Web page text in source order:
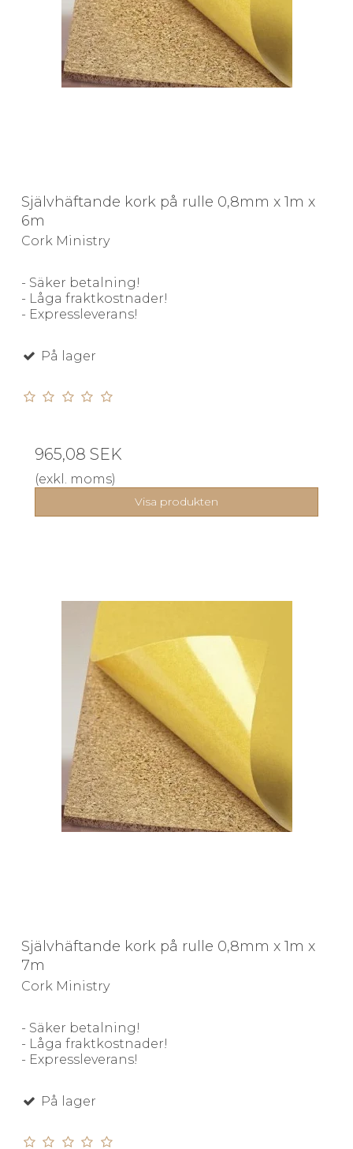
Självhäftande kork på rulle 0,8mm x 1m x
6m
Cork Ministry
- Säker betalning!
- Låga fraktkostnader!
- Expressleverans!
På lager
965,08 SEK
(exkl. moms)
Visa produkten
Självhäftande kork på rulle 0,8mm x 1m x
7m
Cork Ministry
- Säker betalning!
- Låga fraktkostnader!
- Expressleverans!
På lager